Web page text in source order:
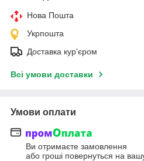
Нова Пошта
Укрпошта
Доставка кур'єром
Всі умови доставки
Умови оплати
Ви отримаєте замовлення
або гроші повернуться на